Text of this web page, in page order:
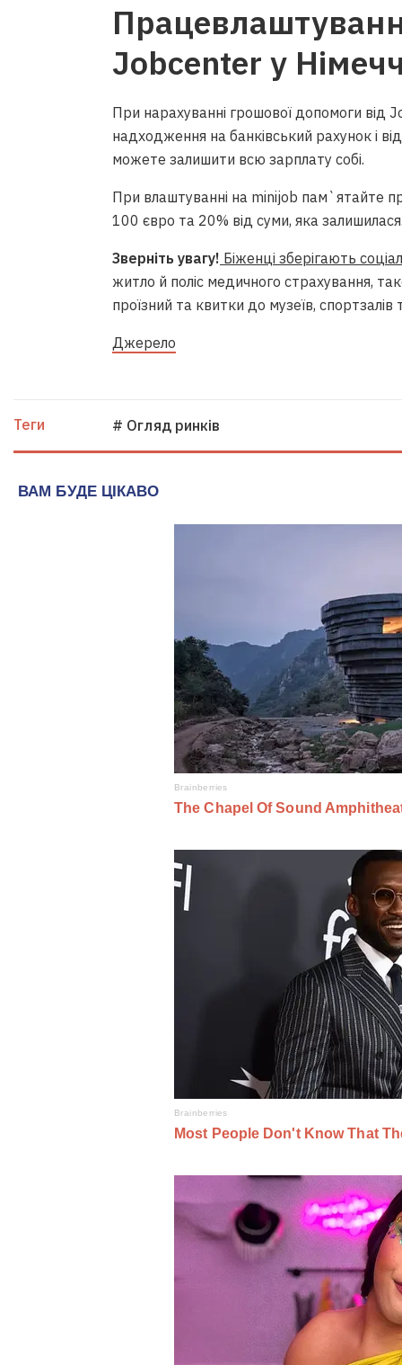
Jobcenter у
При нарахуванні грошової допомоги від
надходження на банківський рахунок і
можете залишити всю зарплату собі.
При влаштуванні на minijob пам`ятайте
100 євро та 20% від суми, яка
Зверніть увагу! Біженці зберігають
житло й поліс медичного страхування,
проїзний та квитки до музеїв, спортзалів
Джерело
Теги # Огляд ринків